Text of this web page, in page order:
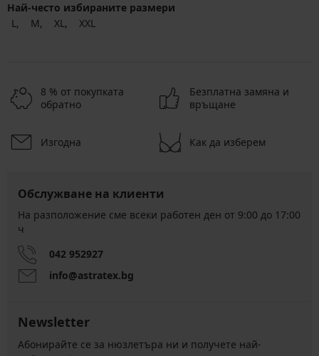
Най-често избираните размери
L
M XL XXL
8 % от покупката
обратно
Безплатна замяна и
връщане
Изгодна Как да изберем
Обслужване на клиенти
На разположение сме всеки работен ден от 9:00 до 17:00
ч
042 952927
info@astratex.bg
Newsletter
Абонирайте се за нюзлетъра ни и получете най-